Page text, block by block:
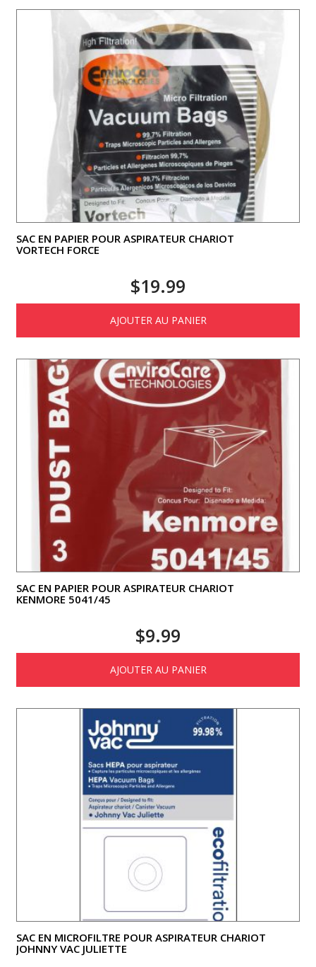
SAC EN PAPIER POUR ASPIRATEUR CHARIOT
VORTECH FORCE
$19.99
AJOUTER AU PANIER
SAC EN PAPIER POUR ASPIRATEUR CHARIOT
KENMORE 5041/45
$9.99
AJOUTER AU PANIER
SAC EN MICROFILTRE POUR ASPIRATEUR CHARIOT
JOHNNY VAC JULIETTE